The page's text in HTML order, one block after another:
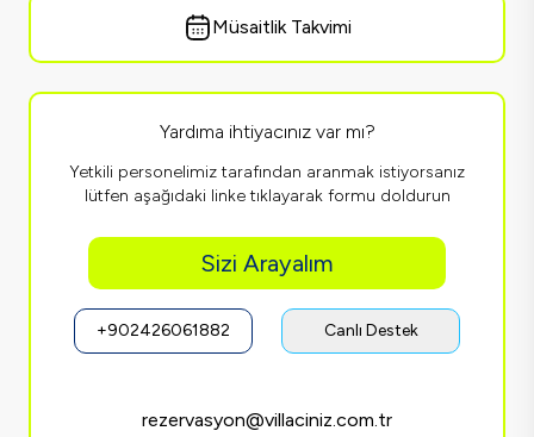
Müsaitlik Takvimi
Yardıma ihtiyacınız var mı?
Yetkili personelimiz tarafından aranmak istiyorsanız
lütfen aşağıdaki linke tıklayarak formu doldurun
Sizi Arayalım
+902426061882 Canlı Destek
rezervasyon@villaciniz.com.tr